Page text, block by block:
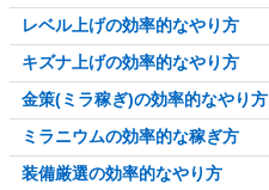
レベル上げの効率的なやり方
キズナ上げの効率的なやり方
金策(ミラ稼ぎ)の効率的なやり方
ミラニウムの効率的な稼ぎ方
装備厳選の効率的なやり方